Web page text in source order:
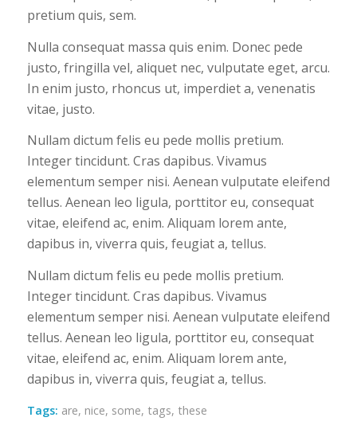
pretium quis, sem.
Nulla consequat massa quis enim. Donec pede
justo, fringilla vel, aliquet nec, vulputate eget, arcu.
In enim justo, rhoncus ut, imperdiet a, venenatis
vitae, justo.
Nullam dictum felis eu pede mollis pretium.
Integer tincidunt. Cras dapibus. Vivamus
elementum semper nisi. Aenean vulputate eleifend
tellus. Aenean leo ligula, porttitor eu, consequat
vitae, eleifend ac, enim. Aliquam lorem ante,
dapibus in, viverra quis, feugiat a, tellus.
Nullam dictum felis eu pede mollis pretium.
Integer tincidunt. Cras dapibus. Vivamus
elementum semper nisi. Aenean vulputate eleifend
tellus. Aenean leo ligula, porttitor eu, consequat
vitae, eleifend ac, enim. Aliquam lorem ante,
dapibus in, viverra quis, feugiat a, tellus.
Tags: are, nice, some, tags, these